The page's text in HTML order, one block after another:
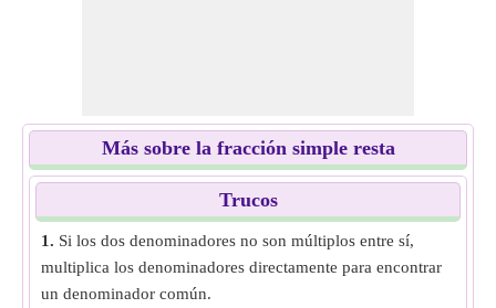
Más sobre la fracción simple resta
Trucos
1. Si los dos denominadores no son múltiplos entre sí,
multiplica los denominadores directamente para encontrar
un denominador común.